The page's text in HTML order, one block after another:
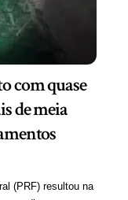
com quase
de meia
(PRF) resultou na